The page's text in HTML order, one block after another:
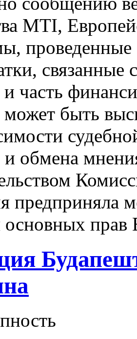
MTI,
проведенные
связанные
и часть
быть
и обмена
предприняла
основных прав